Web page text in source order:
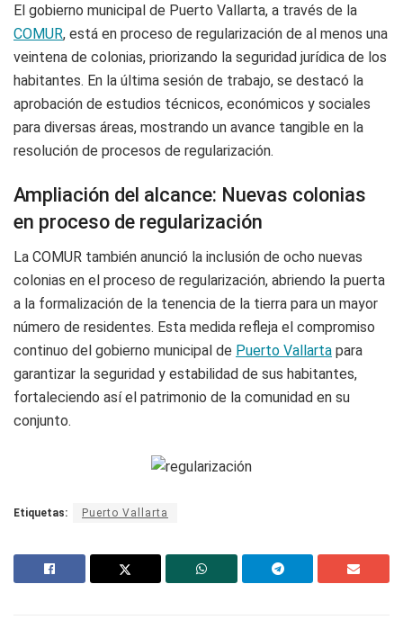
El gobierno municipal de Puerto Vallarta, a través de la
COMUR, está en proceso de regularización de al menos una
veintena de colonias, priorizando la seguridad jurídica de los
habitantes. En la última sesión de trabajo, se destacó la
aprobación de estudios técnicos, económicos y sociales
para diversas áreas, mostrando un avance tangible en la
resolución de procesos de regularización.
Ampliación del alcance: Nuevas colonias
en proceso de regularización
La COMUR también anunció la inclusión de ocho nuevas
colonias en el proceso de regularización, abriendo la puerta
a la formalización de la tenencia de la tierra para un mayor
número de residentes. Esta medida refleja el compromiso
continuo del gobierno municipal de Puerto Vallarta para
garantizar la seguridad y estabilidad de sus habitantes,
fortaleciendo así el patrimonio de la comunidad en su
conjunto.
Etiquetas: Puerto Vallarta